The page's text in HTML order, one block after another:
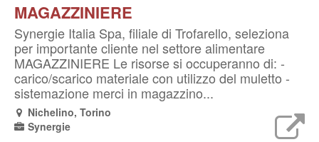
MAGAZZINIERE
Synergie Italia Spa, filiale di Trofarello, seleziona
per importante cliente nel settore alimentare
MAGAZZINIERE Le risorse si occuperanno di: -
carico/scarico materiale con utilizzo del muletto -
sistemazione merci in magazzino...
Nichelino, Torino
Synergie